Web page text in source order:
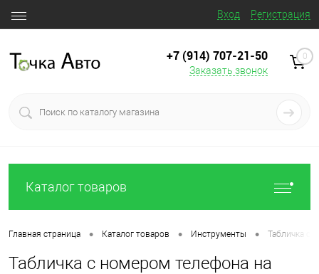
Вход Регистрация
+7 (914) 707‒21‒50
Заказать звонок
0
Каталог товаров
Главная страница • Каталог товаров • Инструменты • Табличка с
Табличка с номером телефона на